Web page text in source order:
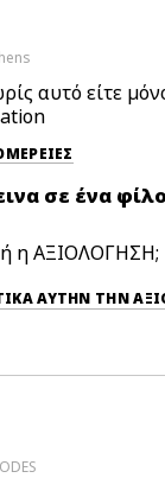
αυτό είτε
σε ένα φίλο
η ΑΞΙΟΛΟΓΗΣΗ;
ΕΠΙΣΗΜΆΝΕΤΕ ΑΡΝΗΤΙΚΆ